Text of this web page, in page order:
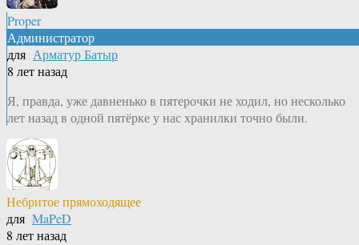
Proper
Администратор
для Арматур Батыр
8 лет назад
Я, правда, уже давненько в пятерочки не ходил, но несколько
лет назад в одной пятёрке у нас хранилки точно были.
Небритое прямоходящее
для MaPeD
8 лет назад